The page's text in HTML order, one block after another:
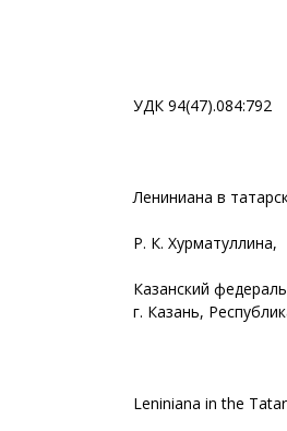
УДК 94(47).084:792
Лениниана в
Р. К. Хурматуллина,
Казанский
г. Казань,
Leniniana in the